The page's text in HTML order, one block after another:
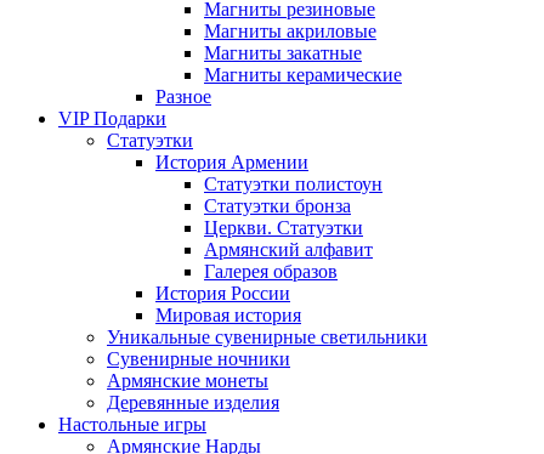
Магниты резиновые
Магниты акриловые
Магниты закатные
Магниты керамические
Разное
VIP Подарки
Статуэтки
История Армении
Статуэтки полистоун
Статуэтки бронза
Церкви. Статуэтки
Армянский алфавит
Галерея образов
История России
Мировая история
Уникальные сувенирные светильники
Сувенирные ночники
Армянские монеты
Деревянные изделия
Настольные игры
Армянские Нарды